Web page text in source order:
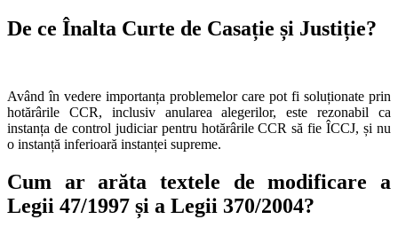
De ce Înalta Curte de Casație și Justiție?
Având în vedere importanța problemelor care pot fi soluționate prin
hotărârile CCR, inclusiv anularea alegerilor, este rezonabil ca
instanța de control judiciar pentru hotărârile CCR să fie ÎCCJ, și nu
o instanță inferioară instanței supreme.
Cum ar arăta textele de modificare a
Legii 47/1997 și a Legii 370/2004?